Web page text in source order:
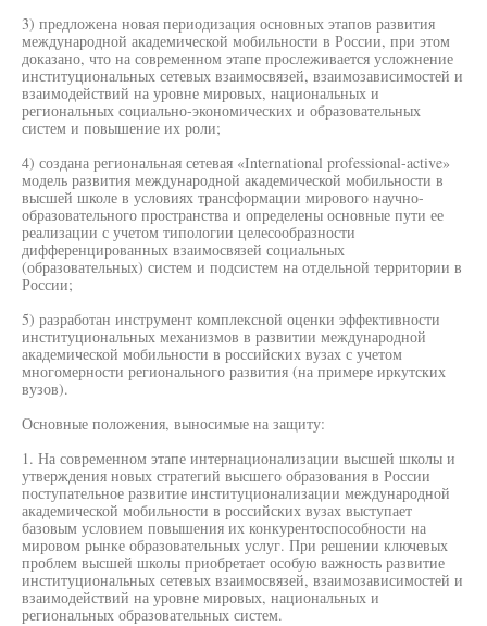
3) предложена новая периодизация основных этапов развития
международной академической мобильности в России, при этом
доказано, что на современном этапе прослеживается усложнение
институциональных сетевых взаимосвязей, взаимозависимостей и
взаимодействий на уровне мировых, национальных и
региональных социально-экономических и образовательных
систем и повышение их роли;
4) создана региональная сетевая «International professional-active»
модель развития международной академической мобильности в
высшей школе в условиях трансформации мирового научно-
образовательного пространства и определены основные пути ее
реализации с учетом типологии целесообразности
дифференцированных взаимосвязей социальных
(образовательных) систем и подсистем на отдельной территории в
России;
5) разработан инструмент комплексной оценки эффективности
институциональных механизмов в развитии международной
академической мобильности в российских вузах с учетом
многомерности регионального развития (на примере иркутских
вузов).
Основные положения, выносимые на защиту:
1. На современном этапе интернационализации высшей школы и
утверждения новых стратегий высшего образования в России
поступательное развитие институционализации международной
академической мобильности в российских вузах выступает
базовым условием повышения их конкурентоспособности на
мировом рынке образовательных услуг. При решении ключевых
проблем высшей школы приобретает особую важность развитие
институциональных сетевых взаимосвязей, взаимозависимостей и
взаимодействий на уровне мировых, национальных и
региональных образовательных систем.